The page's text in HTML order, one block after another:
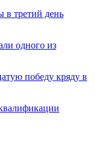
третий день
одного из
победу кряду в